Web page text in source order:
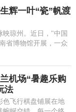
辉一叶“瓷”帆渡
映琼州。近日，"中国
省博物馆开展，一众
机场“暑趣乐购
法
色飞行棋盘铺展在地